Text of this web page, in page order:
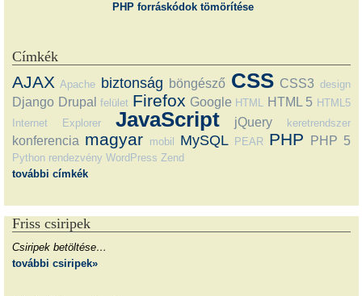
PHP forráskódok tömörítése
Címkék
AJAX Apache biztonság böngésző CSS CSS3 design
Django Drupal felület Firefox Google HTML HTML 5 HTML5
Internet Explorer
JavaScript jQuery keretrendszer
konferencia magyar mobil MySQL PEAR PHP PHP 5
Python rendezvény WordPress Zend
további címkék
Friss csiripek
Csiripek betöltése…
további csiripek»